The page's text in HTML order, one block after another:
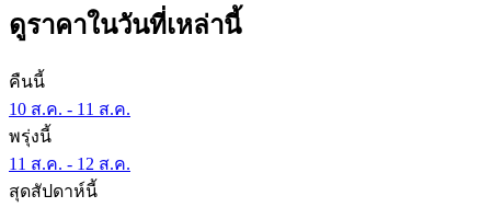
ดูราคาในวันที่เหล่านี้
คืนนี้
10 ส.ค. - 11 ส.ค.
พรุ่งนี้
11 ส.ค. - 12 ส.ค.
สุดสัปดาห์นี้